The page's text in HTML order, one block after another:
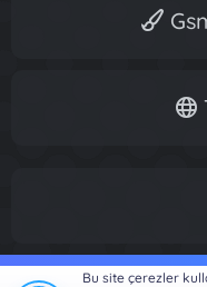
Bu site çerezler